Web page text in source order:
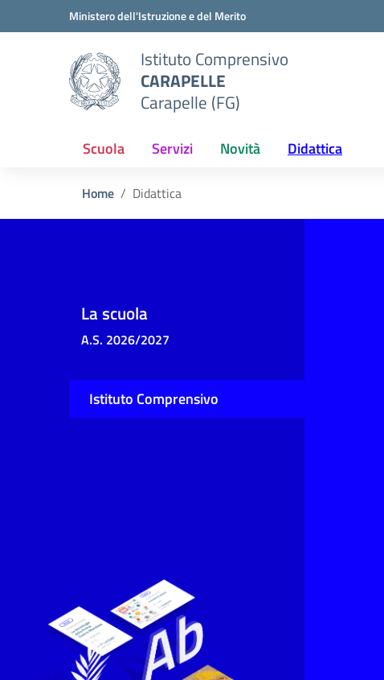
Vai ai contenuti
Vai al menu di navigazioneMinistero dell'Istruzione e del Merito
Istituto Comprensivo
CARAPELLE
Carapelle (FG)
Scuola Servizi Novità Didattica
Home Didattica
La scuola
A.S. 2026/2027
Istituto Comprensivo